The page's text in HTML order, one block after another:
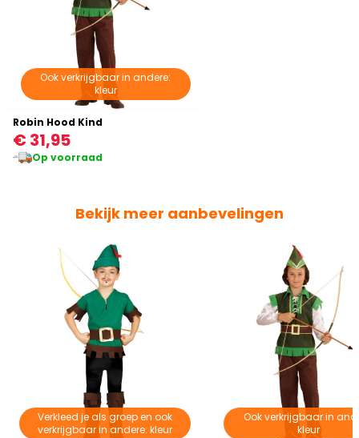
Ook verkrijgbaar in andere:
kleur
Robin Hood Kind
€ 31,95
Op voorraad
Bekijk meer aanbevelingen
Verkleed je als groep en ook
verkrijgbaar in andere: kleur
Ook verkrijgbaar in
kleur